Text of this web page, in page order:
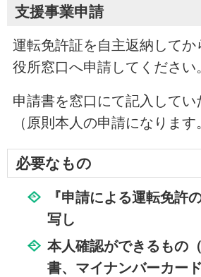
支援事業申請
運転免許証を自主返納してか
役所窓口へ申請してください
申請書を窓口にて記入してい
（原則本人の申請になります
必要なもの
『申請による運転免許
写し
本人確認ができるもの
書、マイナンバーカード